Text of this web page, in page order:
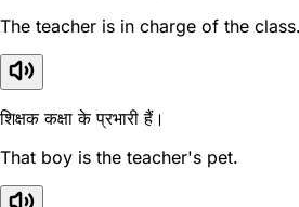
The teacher is in charge of the class.
शिक्षक कक्षा के प्रभारी हैं।
That boy is the teacher's pet.